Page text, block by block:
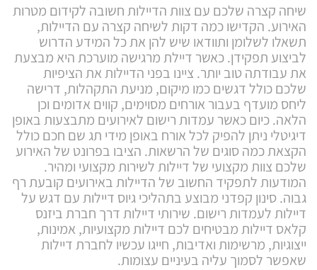
שיחה קצרה שלכם עם צוות הדיילות חשובה לקידום מטרות
האירוע. הקדישו כמה דקות לשיחה קצרה עם הדיילות,
תשאלו לשלומן ותוודאו שיש להן את כל המידע הדרוש
לביצוע תפקידן. כאשר דיילת מרגישה מוערכת היא מבצעת
את עבודתה טוב יותר. ציינו בפני הדיילות את הציפיות
שלכם כולל דגשים כמו מיקום, מניעת התקהלות, דרישה
ליחס מועדף בעבור אורחים מסוימים, קווים אדומים וכן
הלאה. כיום כאשר עמדות רישום לאירועים מתבצעות באופן
דיגיטלי ניתן להפיק לכל אורח באופן מידי תג שם חכם כולל
הקצאת כמה סוגים של הרשאות. הציבו בפרונט של האירוע
שלכם צוות מקצועי של דיילות לשירות מקצועי ומהיר.
המודעות לתפקיד החשוב של הדיילות באירועים קובעת רף
גבוה. סינון קפדני מבוצע בתהליכי גיוס דיילות עם דגש על
דיילות לעמדות רישום. שירותי דיילות דרך חברת ביזנס
קלאס דיילות מבטיחים לכם דיילות מקצועיות, אמינות,
ייצוגיות, מרשימות ואדיבות, חייגו עכשיו לחברת דיילות
שאפשר לסמוך עליה בעיניים עצומות.